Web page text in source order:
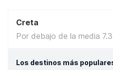
Creta
Por debajo de la media
Los destinos más